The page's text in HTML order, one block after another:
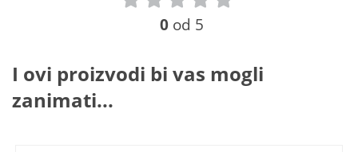
0 od 5
I ovi proizvodi bi vas mogli
zanimati...